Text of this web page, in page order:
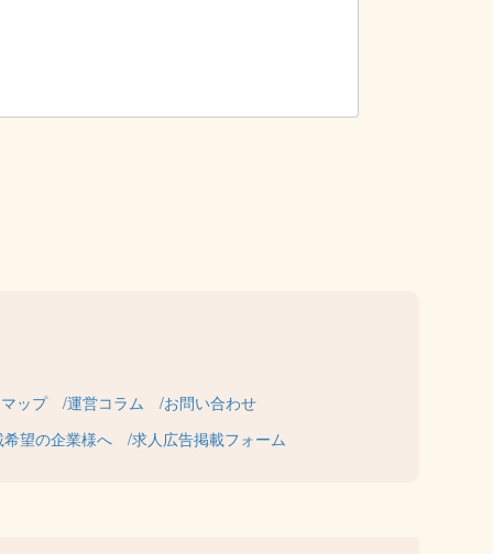
ップ 運営コラム
お問い合わせ
望の企業様へ
求人広告掲載フォーム